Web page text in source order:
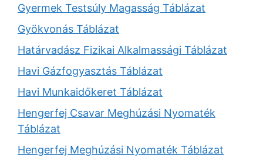
Gyermek Testsúly Magasság Táblázat
Gyökvonás Táblázat
Határvadász Fizikai Alkalmassági Táblázat
Havi Gázfogyasztás Táblázat
Havi Munkaidőkeret Táblázat
Hengerfej Csavar Meghúzási Nyomaték
Táblázat
Hengerfej Meghúzási Nyomaték Táblázat